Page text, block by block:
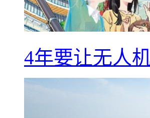
4年要让无人